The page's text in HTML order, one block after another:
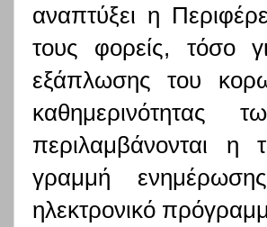
αναπτύξει η
τους φορείς, τόσο
εξάπλωσης του
καθημερινότητας
περιλαμβάνονται η
γραμμή
ηλεκτρονικό